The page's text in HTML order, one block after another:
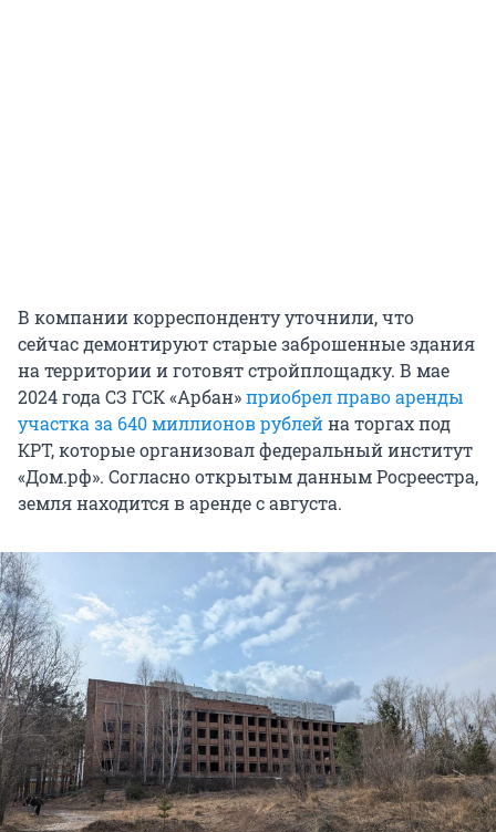
В компании корреспонденту уточнили, что
сейчас демонтируют старые заброшенные здания
на территории и готовят стройплощадку. В мае
2024 года СЗ ГСК «Арбан»приобрел право аренды
участка за 640 миллионов рублейна торгах под
КРТ, которые организовал федеральный институт
«Дом.рф». Согласно открытым данным Росреестра,
земля находится в аренде с августа.